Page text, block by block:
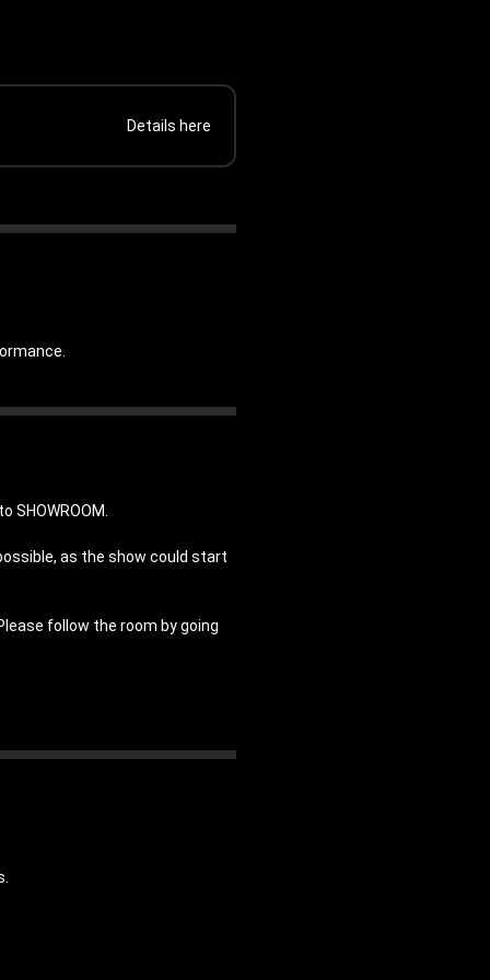
Details here
SHOWROOM.
as the show could start
follow the room by going